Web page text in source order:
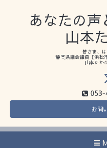
あなたの
山本
皆さま、は
静岡県議会議員【浜松
山本たか
053-
お問